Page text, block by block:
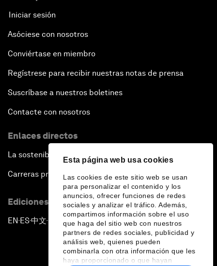
Esta página web usa cookies
Las cookies de este sitio web se usan
para personalizar el contenido y los
anuncios, ofrecer funciones de redes
sociales y analizar el tráfico. Además,
compartimos información sobre el uso
que haga del sitio web con nuestros
partners de redes sociales, publicidad y
análisis web, quienes pueden
combinarla con otra información que les
haya proporcionado o que hayan
Iniciar sesión
Asóciese con nosotros
Conviértase en miembro
Regístrese para recibir nuestras notas de prensa
Suscríbase a nuestros boletines
Contacte con nosotros
Enlaces directos
La sostenibilidad en el Foro
Carreras profesionales
Ediciones en otros idiomas
EN ▪ES▪中文▪ 日本語